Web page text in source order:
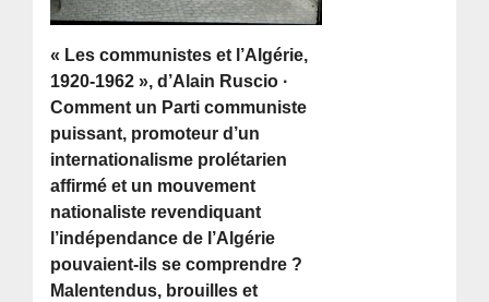
« Les communistes et l’Algérie,
1920-1962 », d’Alain Ruscio ·
Comment un Parti communiste
puissant, promoteur d’un
internationalisme prolétarien
affirmé et un mouvement
nationaliste revendiquant
l’indépendance de l’Algérie
pouvaient-ils se comprendre ?
Malentendus, brouilles et